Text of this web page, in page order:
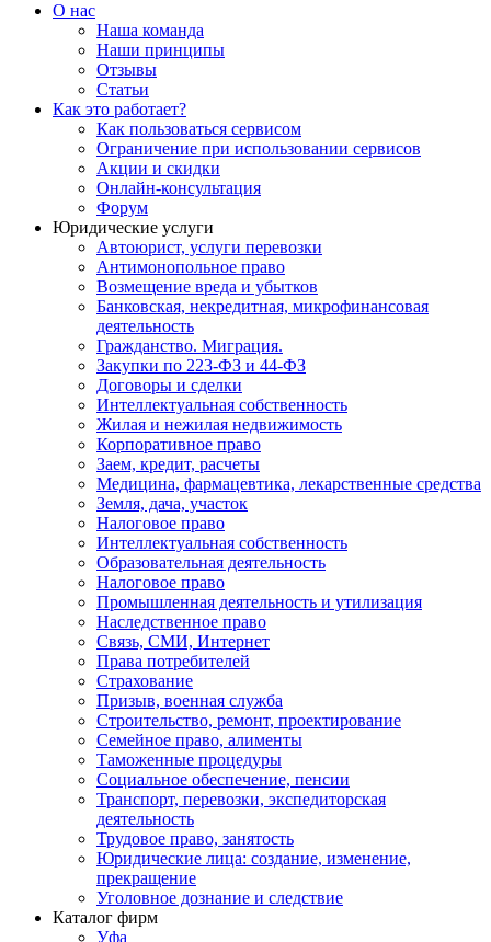
О нас
Наша команда
Наши принципы
Отзывы
Статьи
Как это работает?
Как пользоваться сервисом
Ограничение при использовании сервисов
Акции и скидки
Онлайн-консультация
Форум
Юридические услуги
Автоюрист, услуги перевозки
Антимонопольное право
Возмещение вреда и убытков
Банковская, некредитная, микрофинансовая
деятельность
Гражданство. Миграция.
Закупки по 223-ФЗ и 44-ФЗ
Договоры и сделки
Интеллектуальная собственность
Жилая и нежилая недвижимость
Корпоративное право
Заем, кредит, расчеты
Медицина, фармацевтика, лекарственные средства
Земля, дача, участок
Налоговое право
Интеллектуальная собственность
Образовательная деятельность
Налоговое право
Промышленная деятельность и утилизация
Наследственное право
Связь, СМИ, Интернет
Права потребителей
Страхование
Призыв, военная служба
Строительство, ремонт, проектирование
Семейное право, алименты
Таможенные процедуры
Социальное обеспечение, пенсии
Транспорт, перевозки, экспедиторская
деятельность
Трудовое право, занятость
Юридические лица: создание, изменение,
прекращение
Уголовное дознание и следствие
Каталог фирм
Уфа